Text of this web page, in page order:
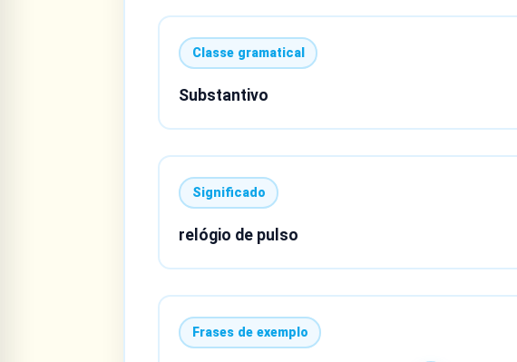
Classe gramatical
Substantivo
Significado
relógio de pulso
Frases de exemplo